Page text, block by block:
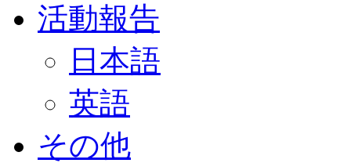
活動報告
日本語
英語
その他